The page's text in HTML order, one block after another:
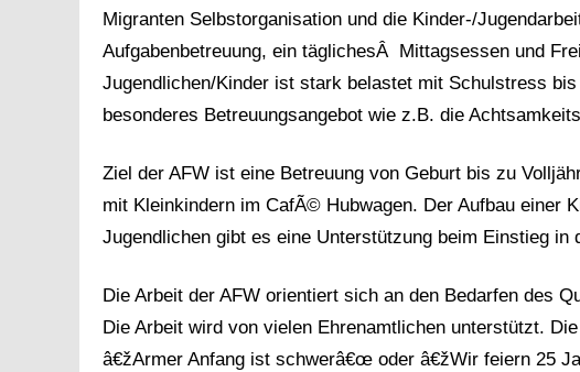
Migranten Selbstorganisation und die Kinder-/
Aufgabenbetreuung, ein täglichesÂ Mittagsessen und
Jugendlichen/Kinder ist stark belastet mit Schulstress
besonderes Betreuungsangebot wie z.B. die
Ziel der AFW ist eine Betreuung von Geburt bis zu
mit Kleinkindern im CafÃ© Hubwagen. Der Aufbau einer
Jugendlichen gibt es eine Unterstützung beim Einstieg in
Die Arbeit der AFW orientiert sich an den Bedarfen des
Die Arbeit wird von vielen Ehrenamtlichen unterstützt.
â€žArmer Anfang ist schwerâ€œ oder â€žWir feiern 25